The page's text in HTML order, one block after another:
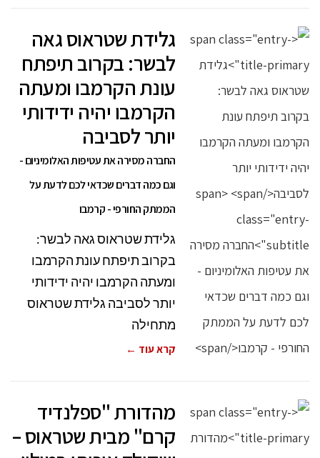
גלידת שטראוס גאה
לבשר: בקרוב תיפתח
עונת הקרמבו ומעתה
הקרמבו יהיה ידידותי
יותר לסביבה
החברה מסירה את עטיפות האלומיניום -
וגם כמה דברים שכדאי לכם לדעת על
הממתק החורפי - קרמבו
גלידת שטראוס גאה לבשר:
בקרוב תיפתח עונת הקרמבו
ומעתה הקרמבו יהיה ידידותי
יותר לסביבה גלידת שטראוס
מתחילה
קרא עוד ←
מהדורת "ספלנדיד
קרם" מבית שטראוס –